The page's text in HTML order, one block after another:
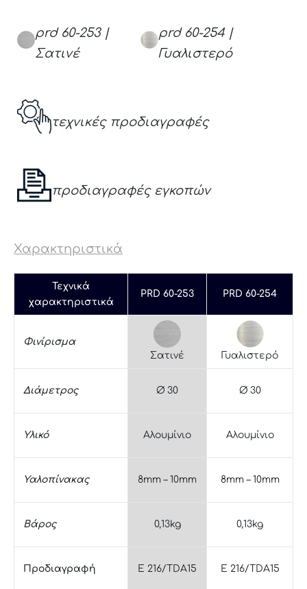
prd 60-253 |
Σατινέ
prd 60-254 |
Γυαλιστερό
τεχνικές προδιαγραφές
προδιαγραφές εγκοπών
Χαρακτηριστικά
Τεχνικά
χαρακτηριστικά
PRD 60-253 PRD 60-254
Φινίρισμα
Σατινέ
Γυαλιστερό
Διάμετρος Ø 30 Ø 30
Υλικό Αλουμίνιο Αλουμίνιο
Υαλοπίνακας 8mm – 10mm 8mm – 10mm
Βάρος 0,13kg 0,13kg
Προδιαγραφή E 216/TDA15 E 216/TDA15